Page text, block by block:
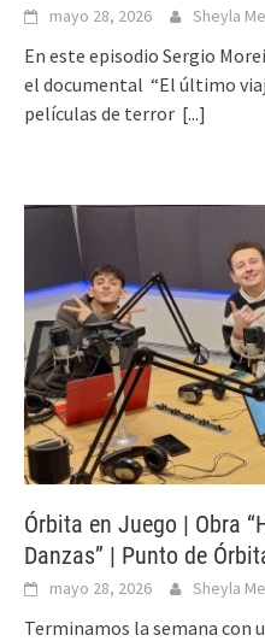
mayo 28, 2026 Sheyla
En este episodio Sergio
el documental “El último
películas de terror [...]
Órbita en Juego | Obra
Danzas” | Punto de
mayo 28, 2026 Sheyla
Terminamos la semana con